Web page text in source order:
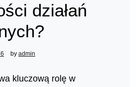
działań
by admin
kluczową rolę w